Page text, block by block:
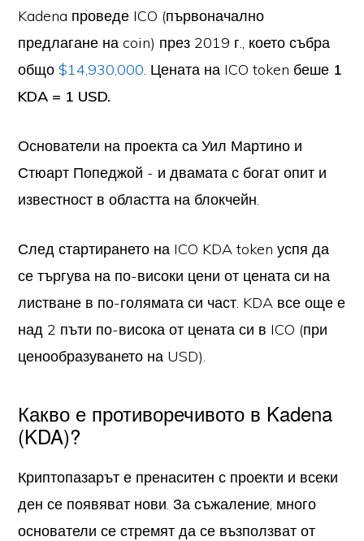
Kadena проведе ICO (първоначално
предлагане на coin) през 2019 г., което събра
общо$14,930,000. Цената на ICO token беше 1
KDA = 1 USD.
Основатели на проекта са Уил Мартино и
Стюарт Попеджой - и двамата с богат опит и
известност в областта на блокчейн.
След стартирането на ICO KDA token успя да
се търгува на по-високи цени от цената си на
листване в по-голямата си част. KDA все още е
над 2 пъти по-висока от цената си в ICO (при
ценообразуването на USD).
Какво е противоречивото в Kadena
(KDA)?
Криптопазарът е пренаситен с проекти и всеки
ден се появяват нови. За съжаление, много
основатели се стремят да се възползват от